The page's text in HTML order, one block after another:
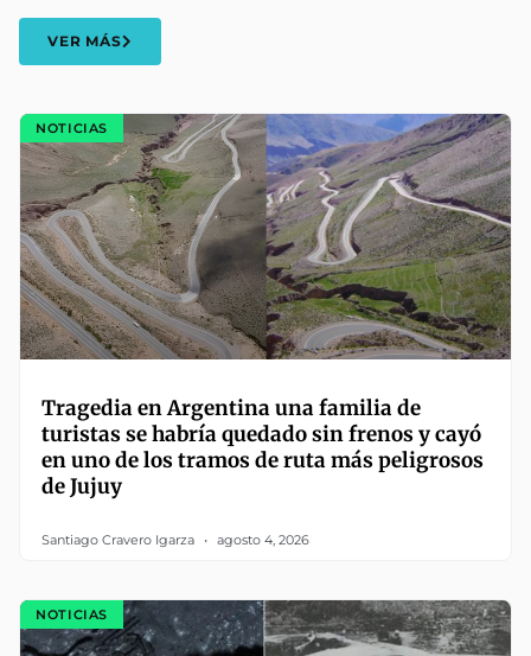
VER MÁS
NOTICIAS
Tragedia en Argentina una familia de
turistas se habría quedado sin frenos y cayó
en uno de los tramos de ruta más peligrosos
de Jujuy
Santiago Cravero Igarza agosto 4, 2026
NOTICIAS